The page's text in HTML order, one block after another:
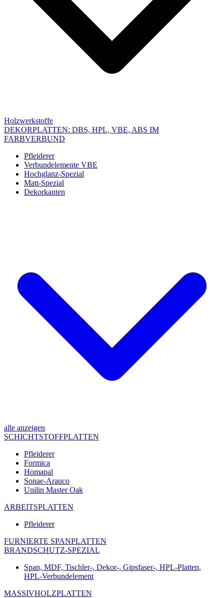
Holzwerkstoffe
DEKORPLATTEN: DBS, HPL, VBE, ABS IM
FARBVERBUND
Pfleiderer
Verbundelemente VBE
Hochglanz-Spezial
Matt-Spezial
Dekorkanten
alle anzeigen
SCHICHTSTOFFPLATTEN
Pfleiderer
Formica
Homapal
Sonae-Arauco
Unilin Master Oak
ARBEITSPLATTEN
Pfleiderer
FURNIERTE SPANPLATTEN
BRANDSCHUTZ-SPEZIAL
Span, MDF, Tischler-, Dekor-, Gipsfaser-, HPL-Platten,
HPL-Verbundelement
MASSIVHOLZPLATTEN